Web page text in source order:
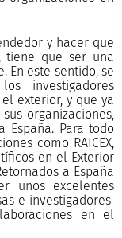
y hacer que
tiene que ser una
En este sentido, se
investigadores
exterior, y que ya
organizaciones,
Para todo
como RAICEX,
en el Exterior
a España
unos excelentes
e investigadores
en el